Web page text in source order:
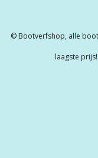
© Bootverfshop, alle
laagste